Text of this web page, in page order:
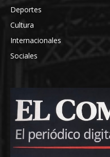
Deportes
Cultura
Internacionales
Sociales